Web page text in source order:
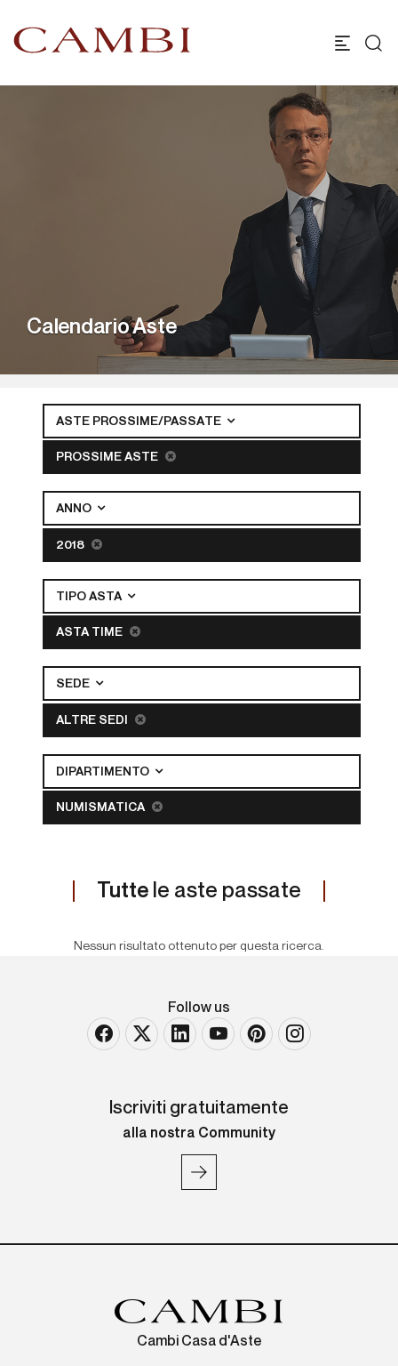
Calendario Aste
ASTE PROSSIME/PASSATE
PROSSIME ASTE
ANNO
2018
TIPO ASTA
ASTA TIME
SEDE
ALTRE SEDI
DIPARTIMENTO
NUMISMATICA
Tutte le aste passate
Nessun risultato ottenuto per questa ricerca.
Follow us
Iscriviti gratuitamente
alla nostra Community
Cambi Casa d'Aste